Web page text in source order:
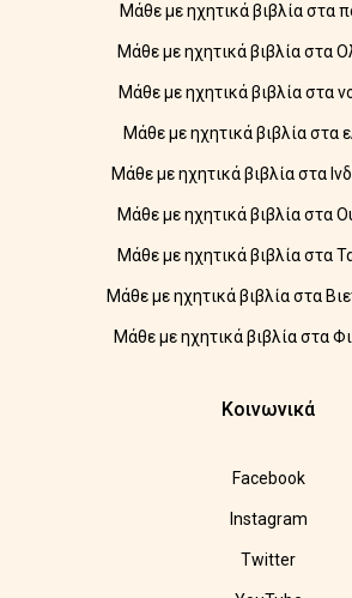
Μάθε με ηχητικά βιβλία στα
Μάθε με ηχητικά βιβλία στα
Μάθε με ηχητικά βιβλία στα
Μάθε με ηχητικά βιβλία στα
Μάθε με ηχητικά βιβλία στα
Μάθε με ηχητικά βιβλία στα
Μάθε με ηχητικά βιβλία στα
Μάθε με ηχητικά βιβλία στα
Μάθε με ηχητικά βιβλία στα
Κοινωνικά
Facebook
Instagram
Twitter